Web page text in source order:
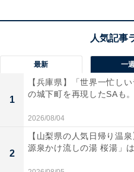
最新 一
1
【兵庫県】「世界一忙し
の城下町を再現したSAも
2026/08/04
2
【山梨県の人気日帰り温
源泉かけ流しの湯 桜湯」